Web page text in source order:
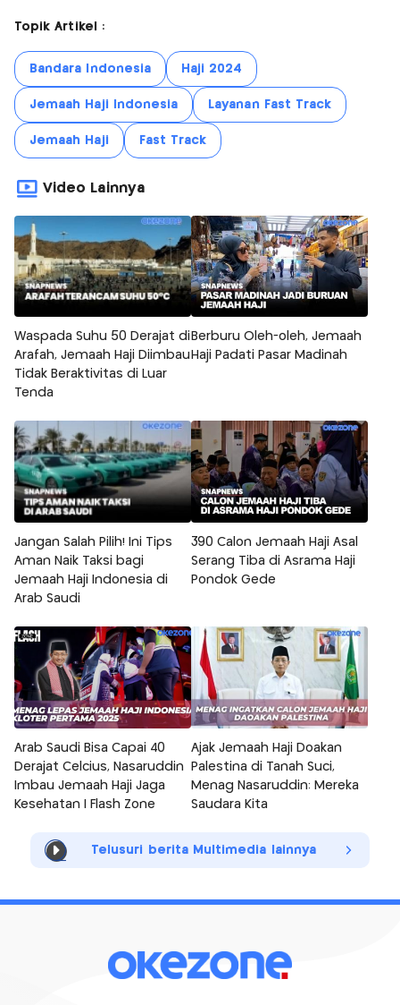
Topik Artikel :
Bandara Indonesia Haji 2024
Jemaah Haji Indonesia Layanan Fast Track
Jemaah Haji Fast Track
Video Lainnya
Waspada Suhu 50 Derajat di
Arafah, Jemaah Haji Diimbau
Tidak Beraktivitas di Luar
Tenda
Berburu Oleh-oleh, Jemaah
Haji Padati Pasar Madinah
Jangan Salah Pilih! Ini Tips
Aman Naik Taksi bagi
Jemaah Haji Indonesia di
Arab Saudi
390 Calon Jemaah Haji Asal
Serang Tiba di Asrama Haji
Pondok Gede
Arab Saudi Bisa Capai 40
Derajat Celcius, Nasaruddin
Imbau Jemaah Haji Jaga
Kesehatan | Flash Zone
Ajak Jemaah Haji Doakan
Palestina di Tanah Suci,
Menag Nasaruddin: Mereka
Saudara Kita
Telusuri berita Multimedia lainnya